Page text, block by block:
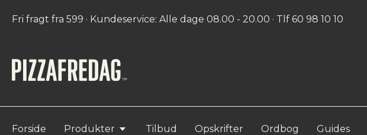
Fri fragt fra 599 · Kundeservice: Alle dage 08.00 - 20.00 · Tlf 60 98 10 10
Forside Produkter Tilbud Opskrifter Ordbog Guides